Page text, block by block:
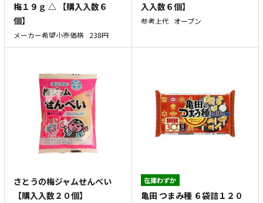
梅１９ｇ △ 【購入入数６
個】
メーカー希望小売価格 238円
入入数６個】
参考上代 オープン
さとうの梅ジャムせんべい
【購入入数２０個】
在庫わずか
亀田 つまみ種 ６袋詰１２０